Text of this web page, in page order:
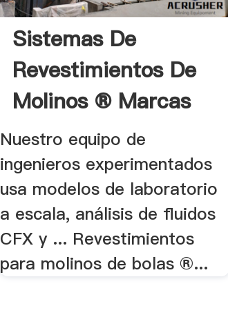
Sistemas De
Revestimientos De
Molinos ® Marcas
De.
Nuestro equipo de
ingenieros experimentados
usa modelos de laboratorio
a escala, análisis de fluidos
CFX y ... Revestimientos
para molinos de bolas ®...